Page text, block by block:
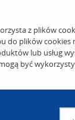
z plików
do plików cookies
lub usług
być